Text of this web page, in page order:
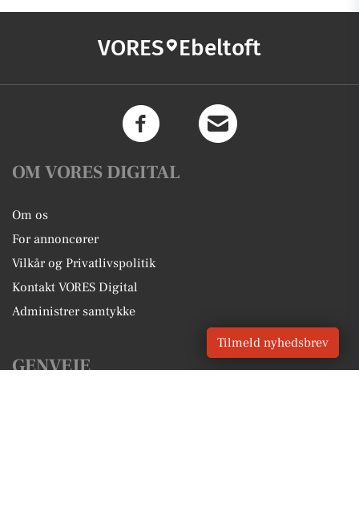
VORES Ebeltoft
OM VORES DIGITAL
Om os
For annoncører
Vilkår og Privatlivspolitik
Kontakt VORES Digital
Administrer samtykke
GENVEJE
Tilmeld nyhedsbrev